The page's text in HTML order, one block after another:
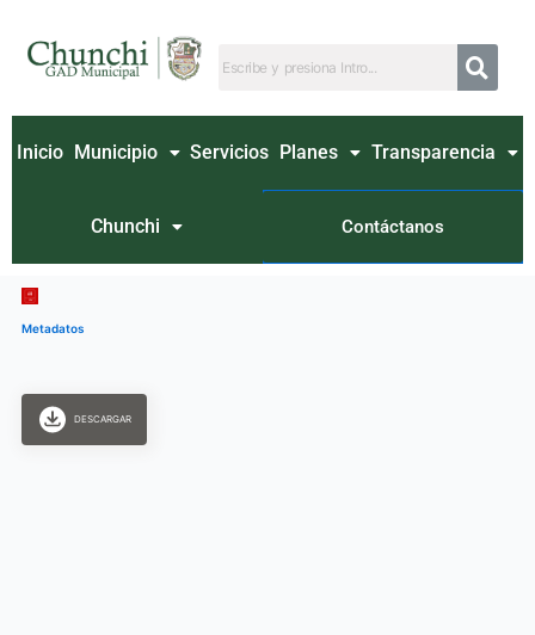
contenido
Inicio Municipio Servicios Planes Transparencia
Chunchi Contáctanos
Metadatos
DESCARGAR